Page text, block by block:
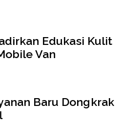
Edukasi Kulit
Van
Baru Dongkrak